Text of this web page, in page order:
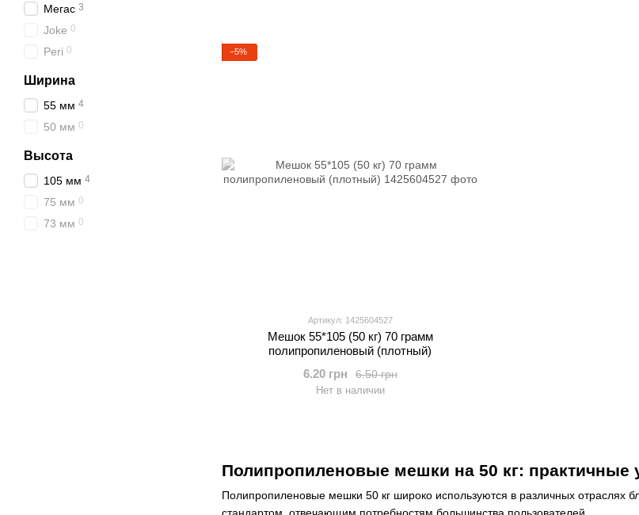
Полипропиленовые мешки на 50 кг: практичные
Полипропиленовые мешки 50 кг широко используются в различных отраслях
−5%
Артикул: 1425604527
Мешок 55*105 (50 кг) 70 грамм
полипропиленовый (плотный)
6.50 грн
6.20 грн
Нет в наличии
Мегас 3
Joke 0
Peri 0
Ширина
55 мм 4
50 мм 0
Высота
105 мм 4
75 мм 0
73 мм 0